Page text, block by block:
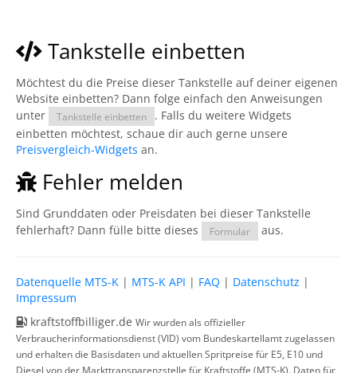
Tankstelle einbetten
Möchtest du die Preise dieser Tankstelle auf deiner eigenen
Website einbetten? Dann folge einfach den Anweisungen
unter
Tankstelle einbetten
. Falls du weitere Widgets
einbetten möchtest, schaue dir auch gerne unsere
Preisvergleich-Widgets an.
Fehler melden
Sind Grunddaten oder Preisdaten bei dieser Tankstelle
fehlerhaft? Dann fülle bitte dieses
Formular aus.
Datenquelle MTS-K | MTS-K API | FAQ | Datenschutz |
Impressum
kraftstoffbilliger.de Wir wurden als offizieller
Verbraucherinformationsdienst (VID) vom Bundeskartellamt zugelassen
und erhalten die Basisdaten und aktuellen Spritpreise für E5, E10 und
Diesel von der Markttransparenzstelle für Kraftstoffe (MTS-K). Daten für